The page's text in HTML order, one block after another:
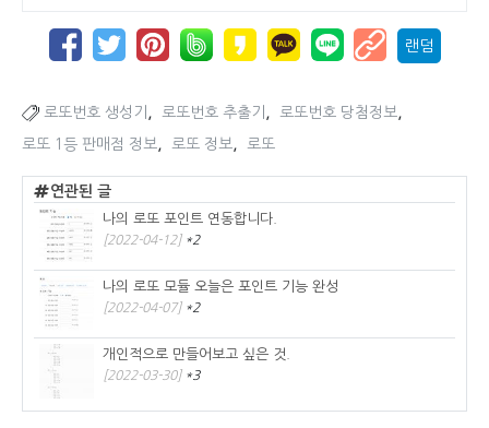
랜덤
로또번호 생성기 로또번호 추출기 로또번호 당첨정보
로또 1등 판매점 정보, 로또 정보, 로또
연관된 글
나의 로또 포인트 연동합니다.
[2022-04-12] *2
나의 로또 모듈 오늘은 포인트 기능 완성
[2022-04-07] *2
개인적으로 만들어보고 싶은 것.
[2022-03-30] *3